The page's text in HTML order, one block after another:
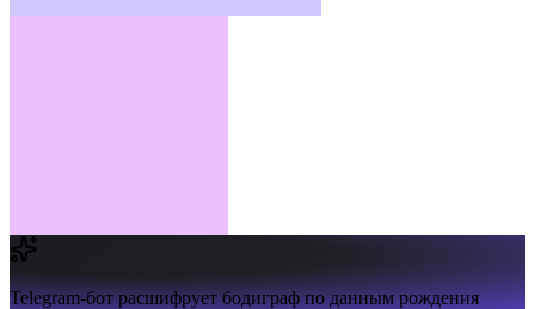
Telegram-ботрасшифрует бодиграф по данным рождения